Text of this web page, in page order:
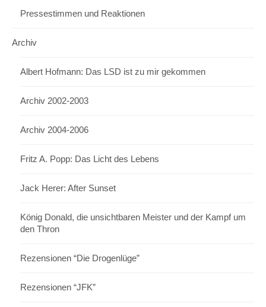
Pressestimmen und Reaktionen
Archiv
Albert Hofmann: Das LSD ist zu mir gekommen
Archiv 2002-2003
Archiv 2004-2006
Fritz A. Popp: Das Licht des Lebens
Jack Herer: After Sunset
König Donald, die unsichtbaren Meister und der Kampf um
den Thron
Rezensionen “Die Drogenlüge”
Rezensionen “JFK”